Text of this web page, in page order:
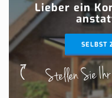
Lieber ein
SELBST
Stellen Sie